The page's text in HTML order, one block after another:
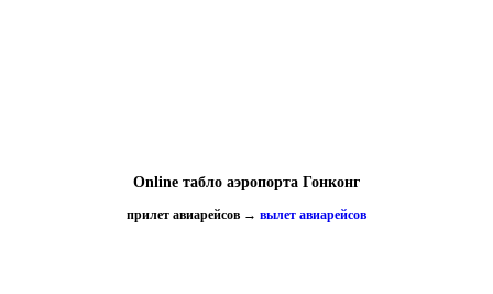
Online табло аэропорта Гонконг
прилет авиарейсов → вылет авиарейсов